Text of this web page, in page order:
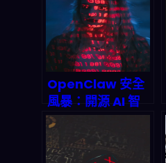
2027 的資料中心
會更吃 CPU 與
IPU？
OpenClaw 安全
風暴：開源 AI 智
能體如何演變為史
上最大規模的隱私
災難？